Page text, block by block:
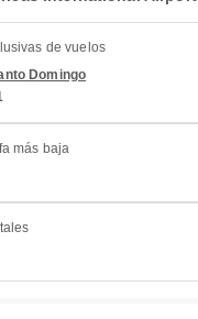
de vuelos
Domingo
más baja